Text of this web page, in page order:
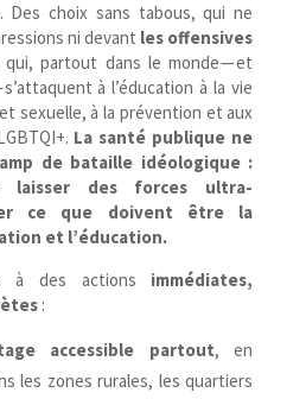
. Des choix sans tabous, qui ne
ni devant les offensives
qui, partout dans le monde — et
à l’éducation à la vie
sexuelle, à la prévention et aux
La santé publique ne
de bataille idéologique :
laisser des forces ultra-​
ce que doivent être la
et l’éducation.
à des actions immédiates,
:
accessible partout, en
les zones rurales, les quartiers